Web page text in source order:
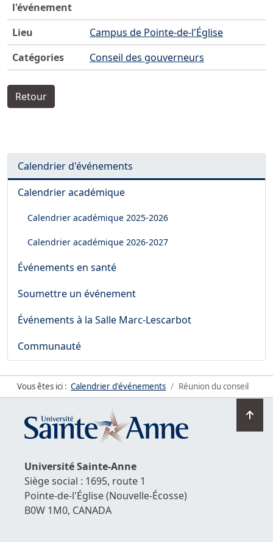
l'événement
Lieu
Campus de Pointe-de-l'Église
Catégories
Conseil des gouverneurs
Retour
Calendrier d'événements
Calendrier académique
Calendrier académique 2025-2026
Calendrier académique 2026-2027
Événements en santé
Soumettre un événement
Événements à la Salle Marc-Lescarbot
Communauté
Vous êtes ici : Calendrier d'événements Réunion du conseil
en
UniversitéSainte-Anne
Siège social : 1695, route 1
Pointe-de-l'Église(Nouvelle-Écosse)
B0W 1M0, CANADA